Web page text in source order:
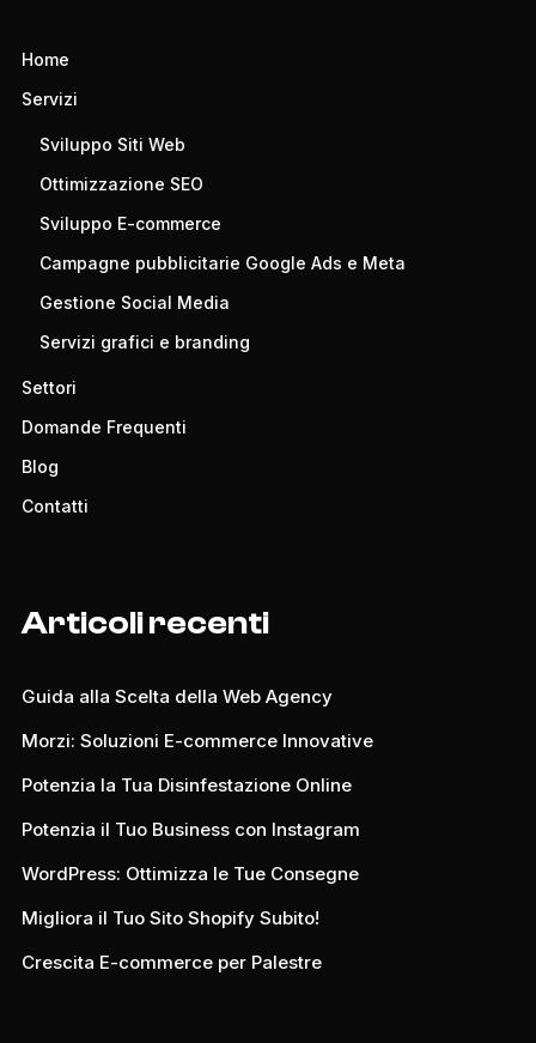
Home
Servizi
Sviluppo Siti Web
Ottimizzazione SEO
Sviluppo E-commerce
Campagne pubblicitarie Google Ads e Meta
Gestione Social Media
Servizi grafici e branding
Settori
Domande Frequenti
Blog
Contatti
Articoli recenti
Guida alla Scelta della Web Agency
Morzi: Soluzioni E-commerce Innovative
Potenzia la Tua Disinfestazione Online
Potenzia il Tuo Business con Instagram
WordPress: Ottimizza le Tue Consegne
Migliora il Tuo Sito Shopify Subito!
Crescita E-commerce per Palestre